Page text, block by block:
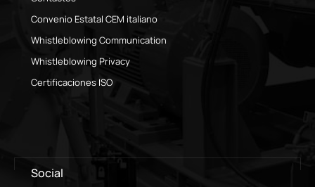
Convenio Estatal CEM italiano
Whistleblowing Communication
Whistleblowing Privacy
Certificaciones ISO
Social